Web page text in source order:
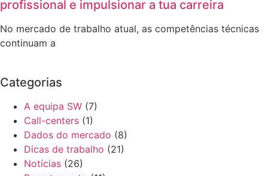
profissional e impulsionar a tua carreira
No mercado de trabalho atual, as competências técnicas
continuam a
Categorias
A equipa SW (7)
Call-centers (1)
Dados do mercado (8)
Dicas de trabalho (21)
Notícias (26)